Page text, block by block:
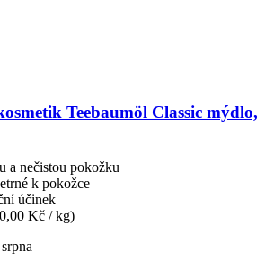
Teebaumöl Classic mýdlo,
a nečistou pokožku
k pokožce
účinek
Kč / kg)